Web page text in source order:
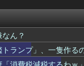
ん？
トランプ」、一隻作る